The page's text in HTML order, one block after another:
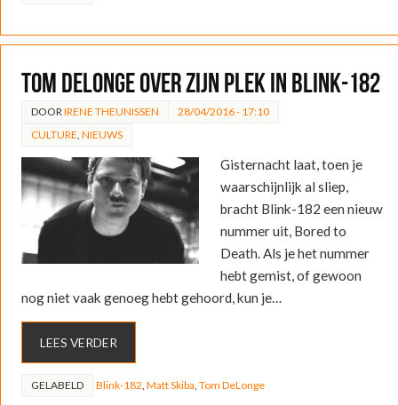
Tom Delonge over zijn plek in Blink-182
DOOR IRENE THEUNISSEN
28/04/2016 - 17:10
CULTURE NIEUWS
Gisternacht laat, toen je
waarschijnlijk al sliep,
bracht Blink-182 een nieuw
nummer uit, Bored to
Death. Als je het nummer
hebt gemist, of gewoon
nog niet vaak genoeg hebt gehoord, kun je…
LEES VERDER
GELABELD Blink-182 Matt Skiba Tom DeLonge